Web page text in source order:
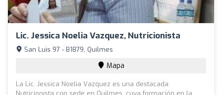
Lic. Jessica Noelia Vazquez, Nutricionista
San Luis 97 - B1879, Quilmes
Mapa
La Lic. Jessica Noelia Vazquez es una destacada
Nutricionista con sede en Quilmes, cuya formación en la